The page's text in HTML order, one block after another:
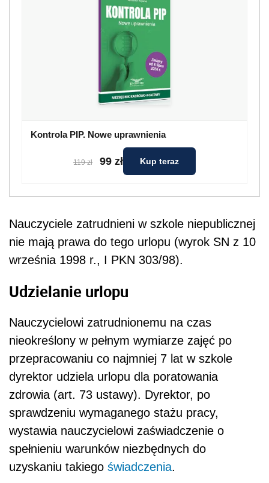
Kontrola PIP. Nowe uprawnienia
119 zł 99 zł Kup teraz
Nauczyciele zatrudnieni w szkole niepublicznej
nie mają prawa do tego urlopu (wyrok SN z 10
września 1998 r., I PKN 303/98).
Udzielanie urlopu
Nauczycielowi zatrudnionemu na czas
nieokreślony w pełnym wymiarze zajęć po
przepracowaniu co najmniej 7 lat w szkole
dyrektor udziela urlopu dla poratowania
zdrowia (art. 73 ustawy). Dyrektor, po
sprawdzeniu wymaganego stażu pracy,
wystawia nauczycielowi zaświadczenie o
spełnieniu warunków niezbędnych do
uzyskaniu takiego świadczenia.